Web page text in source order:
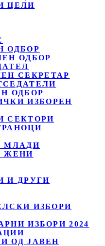
ЦЕЛИ
ОДБОР
ОДБОР
СЕКРЕТАР
ОДБОР
ИЗБОРЕН
СЕКТОРИ
МЛАДИ
ЖЕНИ
И ДРУГИ
ИЗБОРИ
ИЗБОРИ 2024
ОД ЈАВЕН